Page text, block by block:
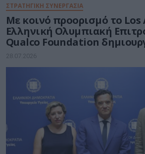
ΣΤΡΑΤΗΓΙΚΗ ΣΥΝΕΡΓΑΣΙΑ
Με κοινό προορισμό το Los
Ελληνική Ολυμπιακή
Qualco Foundation
Ελληνικό Ολυμπιακό Σπίτι
28.07.2026